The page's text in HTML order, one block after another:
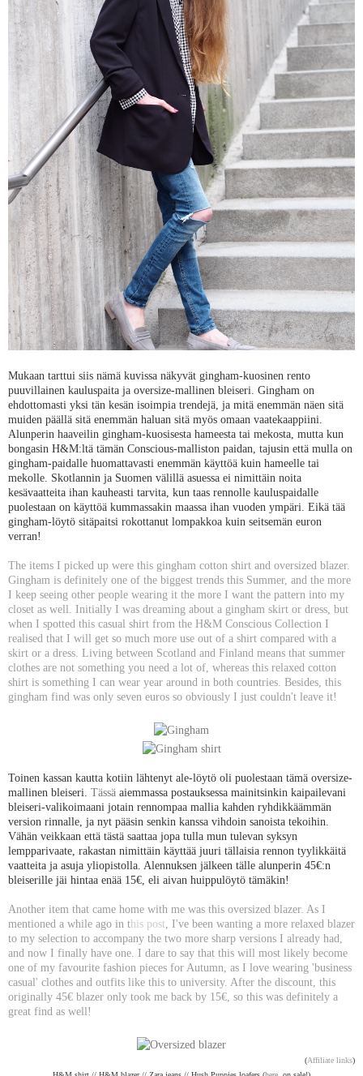
Mukaan tarttui siis nämä kuvissa näkyvät gingham-kuosinen rento
puuvillainen kauluspaita ja oversize-mallinen bleiseri. Gingham on
ehdottomasti yksi tän kesän isoimpia trendejä, ja mitä enemmän näen sitä
muiden päällä sitä enemmän haluan sitä myös omaan vaatekaappiini.
Alunperin haaveilin gingham-kuosisesta hameesta tai mekosta, mutta kun
bongasin H&M:ltä tämän Conscious-malliston paidan, tajusin että mulla on
gingham-paidalle huomattavasti enemmän käyttöä kuin hameelle tai
mekolle. Skotlannin ja Suomen välillä asuessa ei nimittäin noita
kesävaatteita ihan kauheasti tarvita, kun taas rennolle kauluspaidalle
puolestaan on käyttöä kummassakin maassa ihan vuoden ympäri. Eikä tää
gingham-löytö sitäpaitsi rokottanut lompakkoa kuin seitsemän euron
verran!
The items I picked up were this gingham cotton shirt and oversized blazer.
Gingham is definitely one of the biggest trends this Summer, and the more
I keep seeing other people wearing it the more I want the pattern into my
closet as well. Initially I was dreaming about a gingham skirt or dress, but
when I spotted this casual shirt from the H&M Conscious Collection I
realised that I will get so much more use out of a shirt compared with a
skirt or a dress. Living between Scotland and Finland means that summer
clothes are not something you need a lot of, whereas this relaxed cotton
shirt is something I can wear year around in both countries. Besides, this
gingham find was only seven euros so obviously I just couldn't leave it!
Toinen kassan kautta kotiin lähtenyt ale-löytö oli puolestaan tämä oversize-
mallinen bleiseri. Tässä aiemmassa postauksessa mainitsinkin kaipailevani
bleiseri-valikoimaani jotain rennompaa mallia kahden ryhdikkäämmän
version rinnalle, ja nyt pääsin senkin kanssa vihdoin sanoista tekoihin.
Vähän veikkaan että tästä saattaa jopa tulla mun tulevan syksyn
lempparivaate, rakastan nimittäin käyttää juuri tällaisia rennon tyylikkäitä
vaatteita ja asuja yliopistolla. Alennuksen jälkeen tälle alunperin 45€:n
bleiserille jäi hintaa enää 15€, eli aivan huippulöytö tämäkin!
Another item that came home with me was this oversized blazer. As I
mentioned a while ago in this post, I've been wanting a more relaxed blazer
to my selection to accompany the two more sharp versions I already had,
and now I finally have one. I dare to say that this will most likely become
one of my favourite fashion pieces for Autumn, as I love wearing 'business
casual' clothes and outfits like this to university. After the discount, this
originally 45€ blazer only took me back by 15€, so this was definitely a
great find as well!
(Affiliate links)